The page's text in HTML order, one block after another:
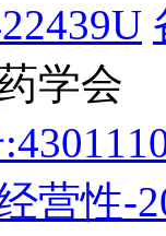
学会
营性-